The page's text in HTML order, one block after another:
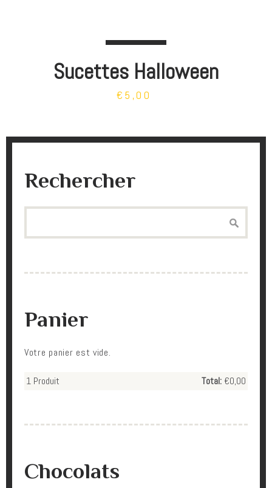
Sucettes Halloween
€5,00
Rechercher
Panier
Votre panier est vide.
1 Produit Total: €0,00
Chocolats